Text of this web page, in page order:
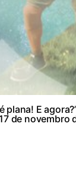
E
de novembro